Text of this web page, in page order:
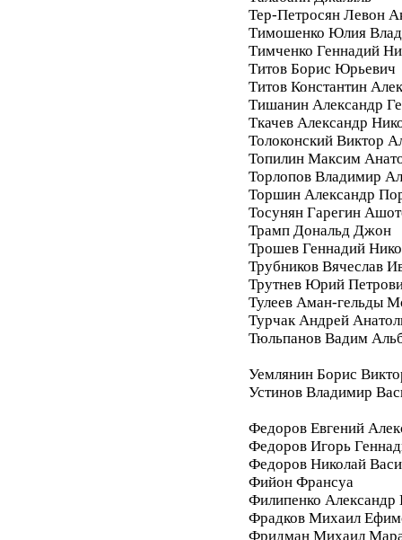
Тер-Петросян Левон
Тимошенко Юлия
Тимченко Геннадий
Титов Борис Юрьевич
Титов Константин
Тишанин Александр
Ткачев Александр
Толоконский Виктор
Топилин Максим
Торлопов Владимир
Торшин Александр
Тосунян Гарегин
Трамп Дональд Джон
Трошев Геннадий
Трубников Вячеслав
Трутнев Юрий
Тулеев Аман-гельды
Турчак Андрей
Тюльпанов Вадим
Уемлянин Борис
Устинов Владимир
Федоров Евгений
Федоров Игорь
Федоров Николай
Фийон Франсуа
Филипенко Александр
Фрадков Михаил
Фридман Михаил